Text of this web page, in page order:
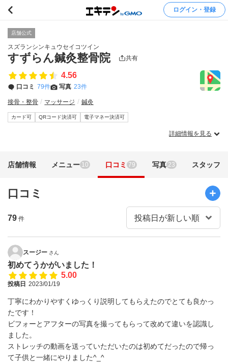
ログイン・登録
店舗公式
スズランシンキュウセイコツイン
すずらん鍼灸整骨院 共有
4.56
口コミ 79件 写真 23件
接骨・整骨 マッサージ 鍼灸
カード可 QRコード決済可 電子マネー決済可
詳細情報を見る
店舗情報 メニュー 10 口コミ 79 写真 23 スタッフ
口コミ
79 件
スージー さん
初めてうかがいました！
5.00
投稿日 2023/01/19
丁寧にわかりやすくゆっくり説明してもらえたのでとても良かっ
たです！
ビフォーとアフターの写真を撮ってもらって改めて違いを認識し
ました。
ストレッチの動画を送っていただいたのは初めてだったので帰っ
て子供と一緒にやりました^_^